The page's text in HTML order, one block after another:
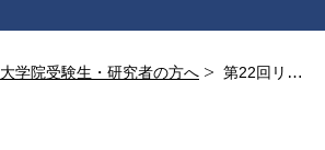
大学院受験生・研究者の方へ 第22回リカレント教育講座「心の教育」を考える―教師のメンタルヘルス―(2018.08.19)